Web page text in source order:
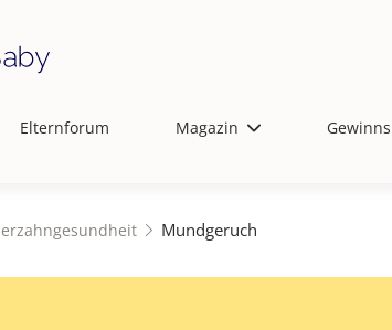
Elternforum Magazin
Mundgeruch